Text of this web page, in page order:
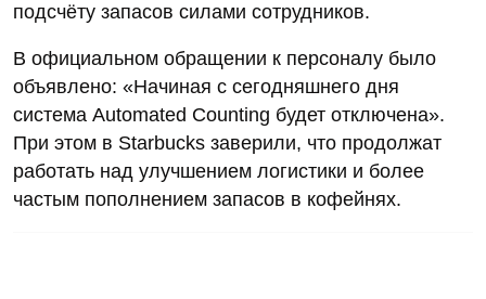
подсчёту запасов силами сотрудников.
В официальном обращении к персоналу было
объявлено: «Начиная с сегодняшнего дня
система Automated Counting будет отключена».
При этом в Starbucks заверили, что продолжат
работать над улучшением логистики и более
частым пополнением запасов в кофейнях.